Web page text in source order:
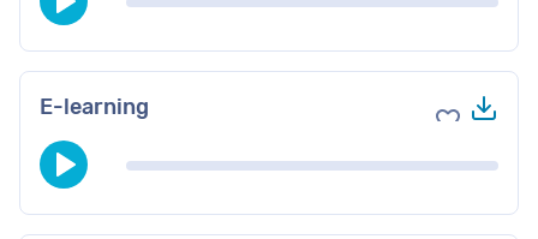
E-learning Voeg toe